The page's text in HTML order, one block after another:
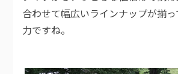
合わせて幅広いラインナップが揃
力ですね。